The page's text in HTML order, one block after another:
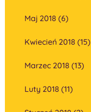
Maj 2018 (6)
Kwiecień 2018 (15)
Marzec 2018 (13)
Luty 2018 (11)